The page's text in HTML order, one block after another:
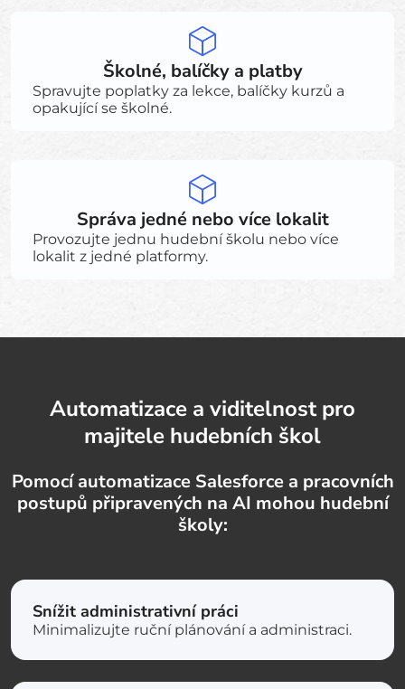
Školné, balíčky a platby
Spravujte poplatky za lekce, balíčky kurzů a
opakující se školné.
Správa jedné nebo více lokalit
Provozujte jednu hudební školu nebo více
lokalit z jedné platformy.
Automatizace a viditelnost pro
majitele hudebních škol
Pomocí automatizace Salesforce a pracovních
postupů připravených na AI mohou hudební
školy:
Snížit administrativní práci
Minimalizujte ruční plánování a administraci.